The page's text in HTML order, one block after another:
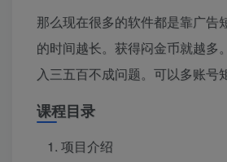
那么现在很多的软件都是靠广告
的时间越长。获得闷金币就越多
入三五百不成问题。可以多账号
课程目录
项目介绍